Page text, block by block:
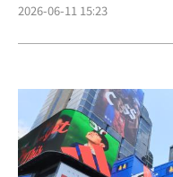
2026-06-11 15:23